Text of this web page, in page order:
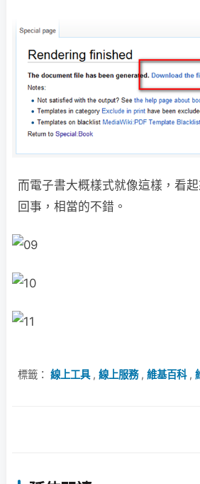
而電子書大概樣式就像這樣，看
回事，相當的不錯。
標籤： 線上工具, 線上服務, 維基百科,